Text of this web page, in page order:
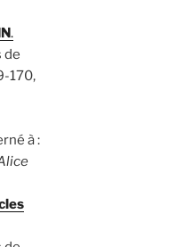
.
de
170,
à :